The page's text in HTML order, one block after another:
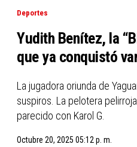
Deportes
Yudith Benítez, la
que ya conquistó
La jugadora oriunda de
suspiros. La pelotera
parecido con Karol G.
Octubre 20, 2025 05:12 p. m.